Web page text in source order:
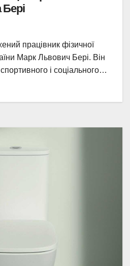
працівник фізичної
Марк Львович Бері. Він
і соціального…